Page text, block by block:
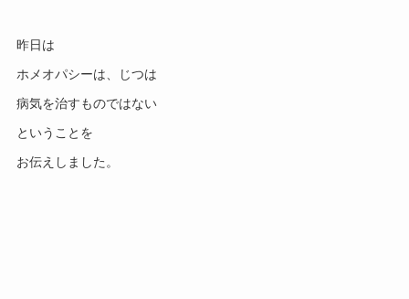
昨日は
ホメオパシーは、じつは
病気を治すものではない
ということを